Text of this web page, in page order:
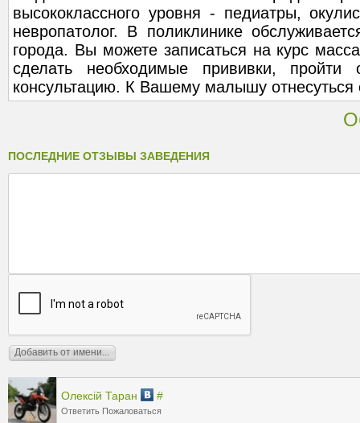
высококлассного уровня - педиатры,
невропатолог. В поликлинике
города. Вы можете записаться на курс
сделать необходимые прививки, пройти
консультацию. К Вашему малышу отнесуться
ПОСЛЕДНИЕ ОТЗЫВЫ ЗАВЕДЕНИЯ
Олексій Таран #
Ответить Пожаловаться